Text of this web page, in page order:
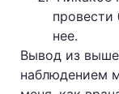
провести
нее.
Вывод из
наблюдением